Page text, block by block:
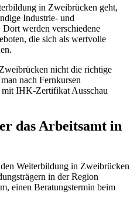
in Zweibrücken geht,
Industrie- und
werden verschiedene
die sich als wertvolle
nicht die richtige
nach Fernkursen
IHK-Zertifikat Ausschau
das Arbeitsamt in
Weiterbildung in Zweibrücken
in der Region
einen Beratungstermin beim